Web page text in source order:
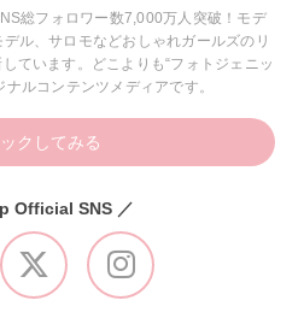
総フォロワー数7,000万人突破！モデ
ル、サロモなどおしゃれガールズのリ
ています。どこよりも“フォトジェニッ
ナルコンテンツメディアです。
クしてみる
Official SNS ／